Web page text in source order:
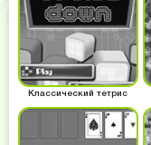
Классический тетрис